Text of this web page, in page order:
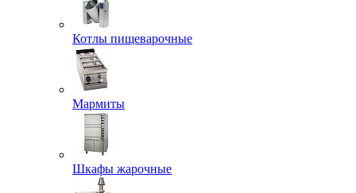
Котлы пищеварочные
Мармиты
Шкафы жарочные